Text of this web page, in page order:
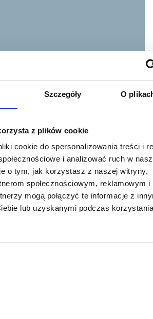
Szczegóły O
z plików cookie
cookie do spersonalizowania treści i
i analizować ruch w
o tym, jak korzystasz z naszej witryny,
społecznościowym, reklamowym i
mogą połączyć te informacje z
lub uzyskanymi podczas